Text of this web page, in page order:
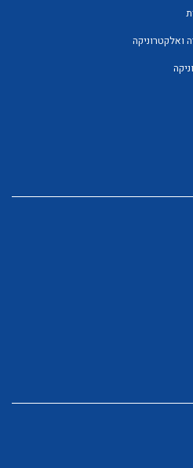
ואלקטרוניקה